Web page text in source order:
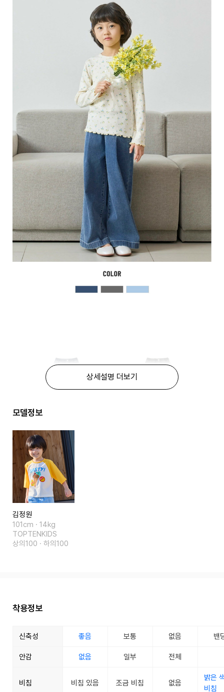
상세설명 더보기
모델정보
김정원
101cm · 14kg
TOPTENKIDS
상의100 · 하의100
착용정보
신축성 좋음 보통 없음 밴
안감 없음 일부 전체
비침 비침 있음 조금 비침 없음
밝은
비침